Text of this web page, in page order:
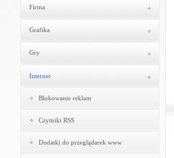
Firma
Grafika
Gry
Internet
Blokowanie reklam
Czytniki RSS
Dodatki do przeglądarek www